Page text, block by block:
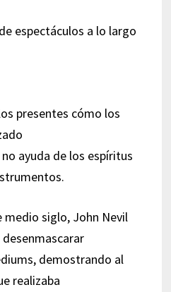
espectáculos a lo largo
presentes cómo los
ayuda de los espíritus
siglo, John Nevil
demostrando al
realizaba